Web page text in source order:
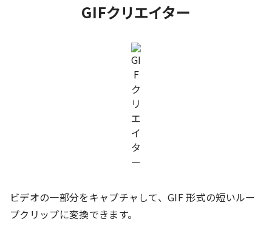
GIFクリエイター
ビデオの一部分をキャプチャして、GIF 形式の短いルー
プクリップに変換できます。